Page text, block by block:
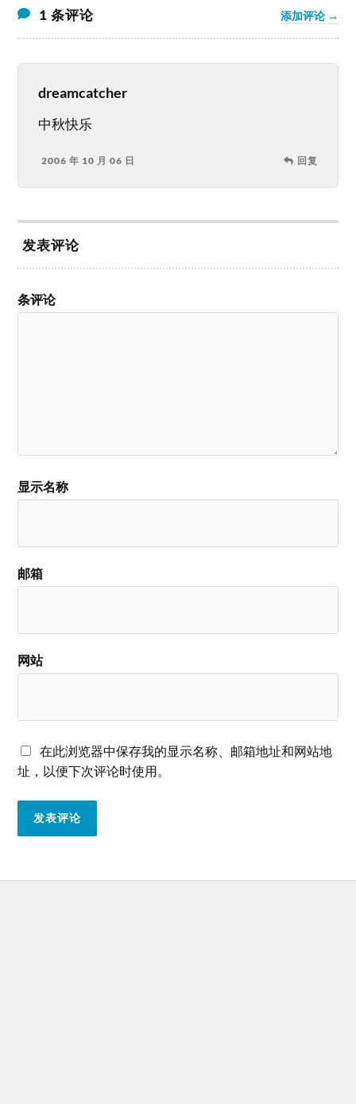
1 条评论 添加评论 →
dreamcatcher
中秋快乐
2006 年 10 月 06 日 回复
发表评论
条评论
显示名称
邮箱
网站
在此浏览器中保存我的显示名称、邮箱地址和网站地
址，以便下次评论时使用。